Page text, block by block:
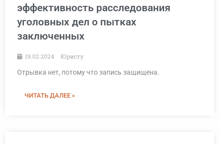
эффективность расследования
уголовных дел о пытках
заключенных
19.02.2024 Юристу
Отрывка нет, потому что запись защищена.
ЧИТАТЬ ДАЛЕЕ »